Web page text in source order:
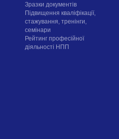
Зразки документів
Підвищення кваліфікації,
стажування, тренінги,
семінари
Рейтинг професійної
діяльності НПП